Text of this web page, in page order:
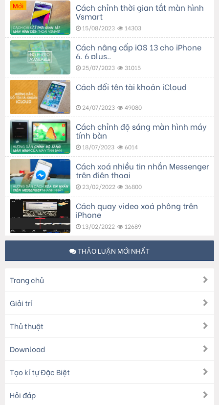
Mới Cách chỉnh thời gian tắt màn hình
Vsmart
15/08/2023 14303
Cách nâng cấp iOS 13 cho iPhone
6, 6 plus..
25/07/2023 31015
Cách đổi tên tài khoản iCloud
24/07/2023 49080
Cách chỉnh độ sáng màn hình máy
tính bàn
18/07/2023 6014
Cách xoá nhiều tin nhắn Messenger
trên điện thoại
23/02/2022 36800
Cách quay video xoá phông trên
iPhone
13/02/2022 12689
THẢO LUẬN MỚI NHẤT
Trang chủ
Giải trí
Thủ thuật
Download
Tạo kí tự Đặc Biệt
Hỏi đáp